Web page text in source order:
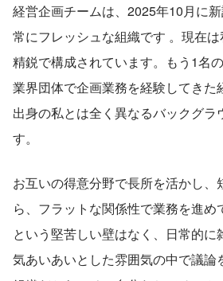
経営企画チームは、2025年10月に
常にフレッシュな組織です 。現在
精鋭で構成されています。もう1名
業界団体で企画業務を経験してきた
出身の私とは全く異なるバックグラ
す。
お互いの得意分野で長所を活かし、
ら、フラットな関係性で業務を進
という堅苦しい壁はなく、日常的に
気あいあいとした雰囲気の中で議論